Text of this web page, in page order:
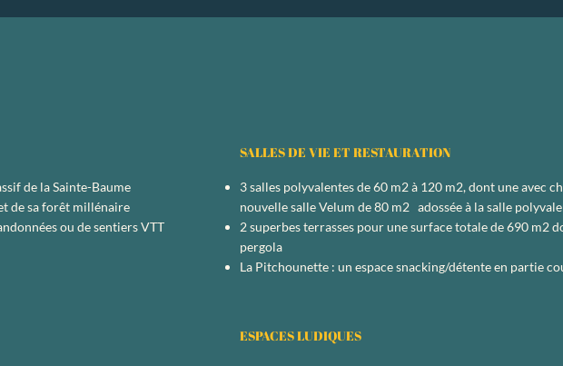
de la Sainte-Baume
de sa forêt millénaire
ou de sentiers VTT
SALLES DE VIE ET RESTAURATION
3 salles polyvalentes de 60 m2 à 120 m2, dont une avec
nouvelle salle Velum de 80 m2 adossée à la salle
2 superbes terrasses pour une surface totale de 690 m2
pergola
La Pitchounette : un espace snacking/détente en partie
ESPACES LUDIQUES